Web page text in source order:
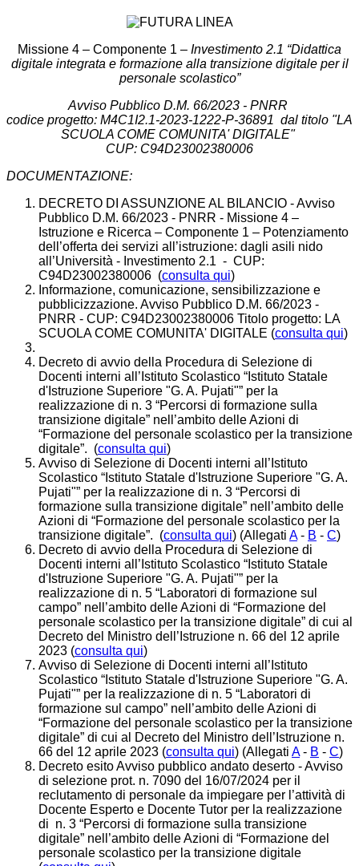
Missione 4 – Componente 1 – Investimento 2.1 “Didattica
digitale integrata e formazione alla transizione digitale per il
personale scolastico”
Avviso Pubblico D.M. 66/2023 - PNRR
codice progetto: M4C1I2.1-2023-1222-P-36891 dal titolo "LA
SCUOLA COME COMUNITA' DIGITALE"
CUP: C94D23002380006
DOCUMENTAZIONE:
DECRETO DI ASSUNZIONE AL BILANCIO - Avviso
Pubblico D.M. 66/2023 - PNRR - Missione 4 –
Istruzione e Ricerca – Componente 1 – Potenziamento
dell’offerta dei servizi all’istruzione: dagli asili nido
all’Università - Investimento 2.1 - CUP:
C94D23002380006 (consulta qui)
Informazione, comunicazione, sensibilizzazione e
pubblicizzazione. Avviso Pubblico D.M. 66/2023 -
PNRR - CUP: C94D23002380006 Titolo progetto: LA
SCUOLA COME COMUNITA' DIGITALE (consulta qui)
Decreto di avvio della Procedura di Selezione di
Docenti interni all’Istituto Scolastico “Istituto Statale
d'Istruzione Superiore "G. A. Pujati"” per la
realizzazione di n. 3 “Percorsi di formazione sulla
transizione digitale” nell’ambito delle Azioni di
“Formazione del personale scolastico per la transizione
digitale”. (consulta qui)
Avviso di Selezione di Docenti interni all’Istituto
Scolastico “Istituto Statale d'Istruzione Superiore "G. A.
Pujati"” per la realizzazione di n. 3 “Percorsi di
formazione sulla transizione digitale” nell’ambito delle
Azioni di “Formazione del personale scolastico per la
transizione digitale”. (consulta qui) (Allegati A- B - C)
Decreto di avvio della Procedura di Selezione di
Docenti interni all’Istituto Scolastico “Istituto Statale
d'Istruzione Superiore "G. A. Pujati"” per la
realizzazione di n. 5 “Laboratori di formazione sul
campo” nell’ambito delle Azioni di “Formazione del
personale scolastico per la transizione digitale” di cui al
Decreto del Ministro dell’Istruzione n. 66 del 12 aprile
2023 (consulta qui)
Avviso di Selezione di Docenti interni all’Istituto
Scolastico “Istituto Statale d'Istruzione Superiore "G. A.
Pujati"” per la realizzazione di n. 5 “Laboratori di
formazione sul campo” nell’ambito delle Azioni di
“Formazione del personale scolastico per la transizione
digitale” di cui al Decreto del Ministro dell’Istruzione n.
66 del 12 aprile 2023 (consulta qui) (Allegati A- B - C)
Decreto esito Avviso pubblico andato deserto - Avviso
di selezione prot. n. 7090 del 16/07/2024 per il
reclutamento di personale da impiegare per l’attività di
Docente Esperto e Docente Tutor per la realizzazione
di n. 3 “Percorsi di formazione sulla transizione
digitale” nell’ambito delle Azioni di “Formazione del
personale scolastico per la transizione digitale